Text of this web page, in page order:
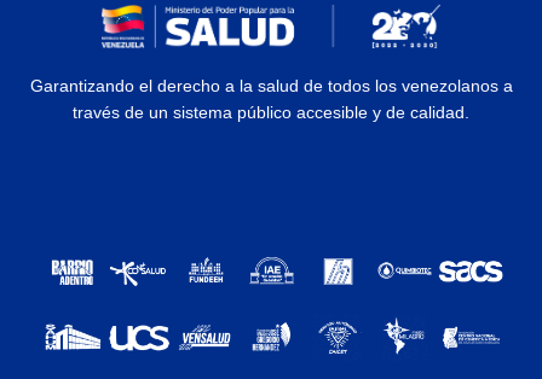
Garantizando el derecho a la salud de todos los venezolanos a
través de un sistema público accesible y de calidad.